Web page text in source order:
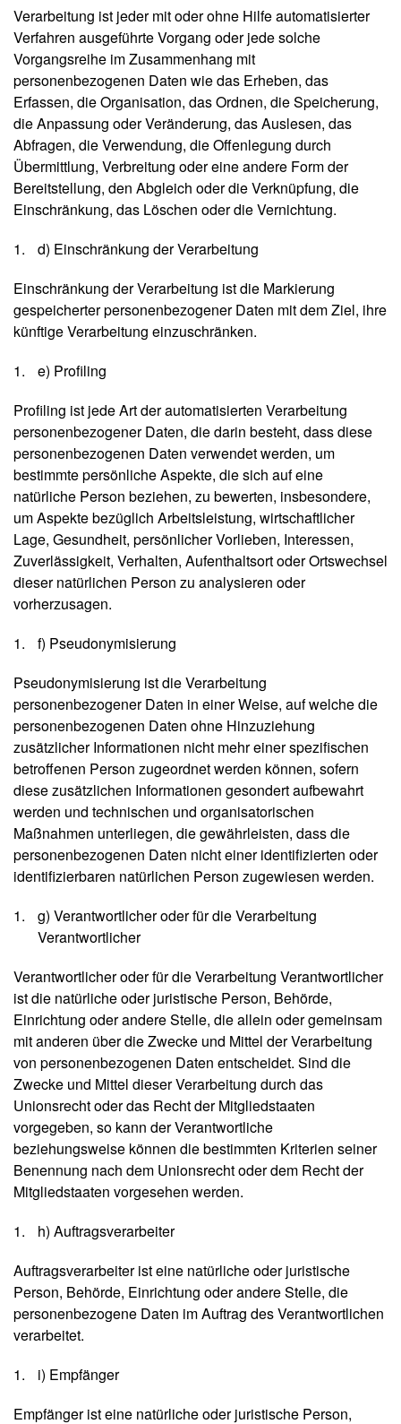
-
B
o
o
k
s
R
e
i
h
e
e
r
m
Verarbeitung ist jeder mit oder ohne Hilfe automatisierter
Verfahren ausgeführte Vorgang oder jede solche
Vorgangsreihe im Zusammenhang mit
personenbezogenen Daten wie das Erheben, das
Erfassen, die Organisation, das Ordnen, die Speicherung,
die Anpassung oder Veränderung, das Auslesen, das
Abfragen, die Verwendung, die Offenlegung durch
Übermittlung, Verbreitung oder eine andere Form der
Bereitstellung, den Abgleich oder die Verknüpfung, die
Einschränkung, das Löschen oder die Vernichtung.
d) Einschränkung der Verarbeitung
Einschränkung der Verarbeitung ist die Markierung
gespeicherter personenbezogener Daten mit dem Ziel, ihre
künftige Verarbeitung einzuschränken.
e) Profiling
Profiling ist jede Art der automatisierten Verarbeitung
personenbezogener Daten, die darin besteht, dass diese
personenbezogenen Daten verwendet werden, um
bestimmte persönliche Aspekte, die sich auf eine
natürliche Person beziehen, zu bewerten, insbesondere,
um Aspekte bezüglich Arbeitsleistung, wirtschaftlicher
Lage, Gesundheit, persönlicher Vorlieben, Interessen,
Zuverlässigkeit, Verhalten, Aufenthaltsort oder Ortswechsel
dieser natürlichen Person zu analysieren oder
vorherzusagen.
f) Pseudonymisierung
Pseudonymisierung ist die Verarbeitung
personenbezogener Daten in einer Weise, auf welche die
personenbezogenen Daten ohne Hinzuziehung
zusätzlicher Informationen nicht mehr einer spezifischen
betroffenen Person zugeordnet werden können, sofern
diese zusätzlichen Informationen gesondert aufbewahrt
werden und technischen und organisatorischen
Maßnahmen unterliegen, die gewährleisten, dass die
personenbezogenen Daten nicht einer identifizierten oder
identifizierbaren natürlichen Person zugewiesen werden.
g) Verantwortlicher oder für die Verarbeitung
Verantwortlicher
Verantwortlicher oder für die Verarbeitung Verantwortlicher
ist die natürliche oder juristische Person, Behörde,
Einrichtung oder andere Stelle, die allein oder gemeinsam
mit anderen über die Zwecke und Mittel der Verarbeitung
von personenbezogenen Daten entscheidet. Sind die
Zwecke und Mittel dieser Verarbeitung durch das
Unionsrecht oder das Recht der Mitgliedstaaten
vorgegeben, so kann der Verantwortliche
beziehungsweise können die bestimmten Kriterien seiner
Benennung nach dem Unionsrecht oder dem Recht der
Mitgliedstaaten vorgesehen werden.
h) Auftragsverarbeiter
Auftragsverarbeiter ist eine natürliche oder juristische
Person, Behörde, Einrichtung oder andere Stelle, die
personenbezogene Daten im Auftrag des Verantwortlichen
verarbeitet.
i) Empfänger
Empfänger ist eine natürliche oder juristische Person,